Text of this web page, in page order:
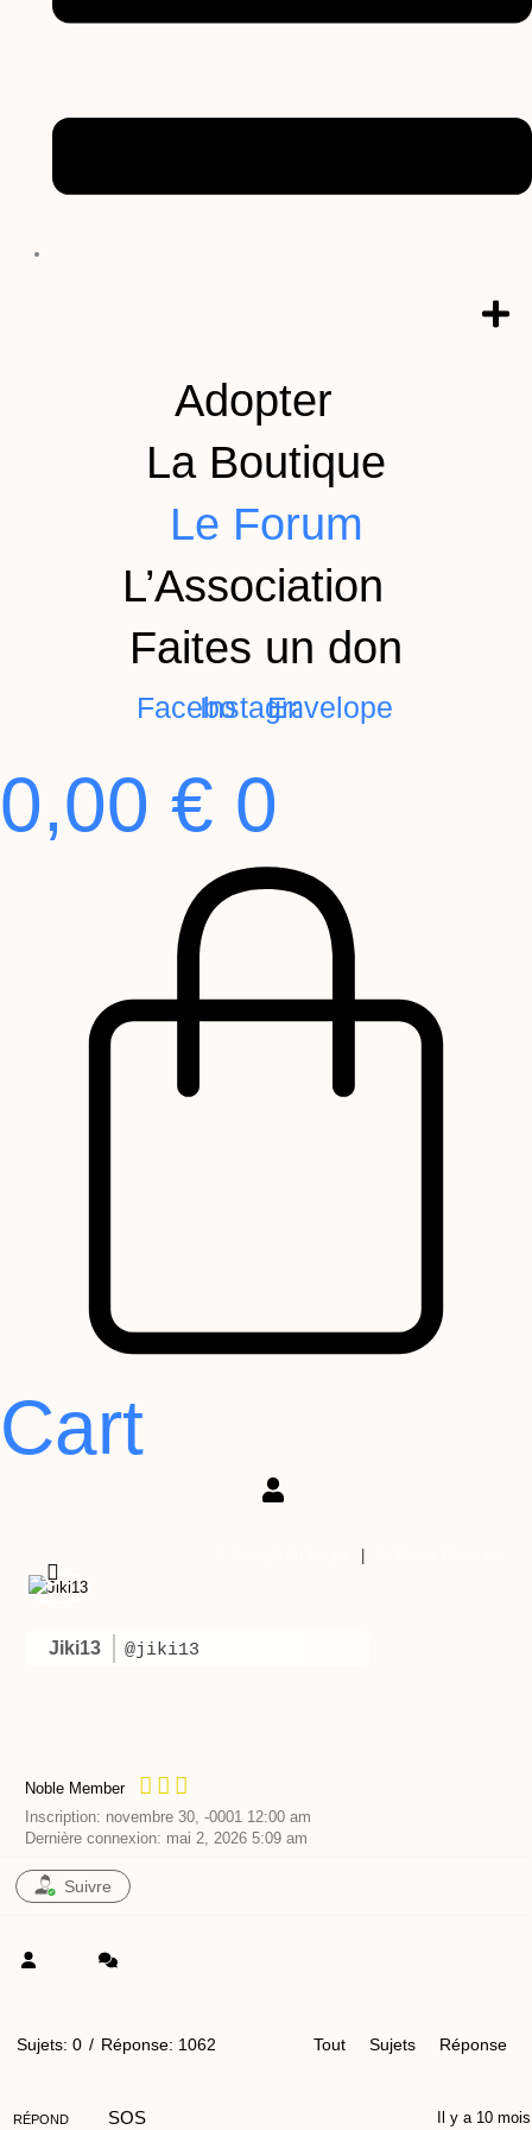
Adopter
La Boutique
Le Forum
L’Association
Faites un don
Facebook
Instagram
Envelope
0,00 € 0
Cart
Jiki13 @jiki13
|
Noble Member
Inscription: novembre 30, -0001 12:00 am
Dernière connexion: mai 2, 2026 5:09 am
Suivre
Sujets: 0 / Réponse: 1062 Tout Sujets Réponse
RÉPOND
SOS Il y a 10 mois